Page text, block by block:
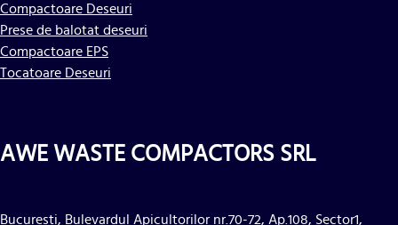
Compactoare Deseuri
Prese de balotat deseuri
Compactoare EPS
Tocatoare Deseuri
AWE WASTE COMPACTORS SRL
Bucuresti, Bulevardul Apicultorilor nr.70-72, Ap.108, Sector1,